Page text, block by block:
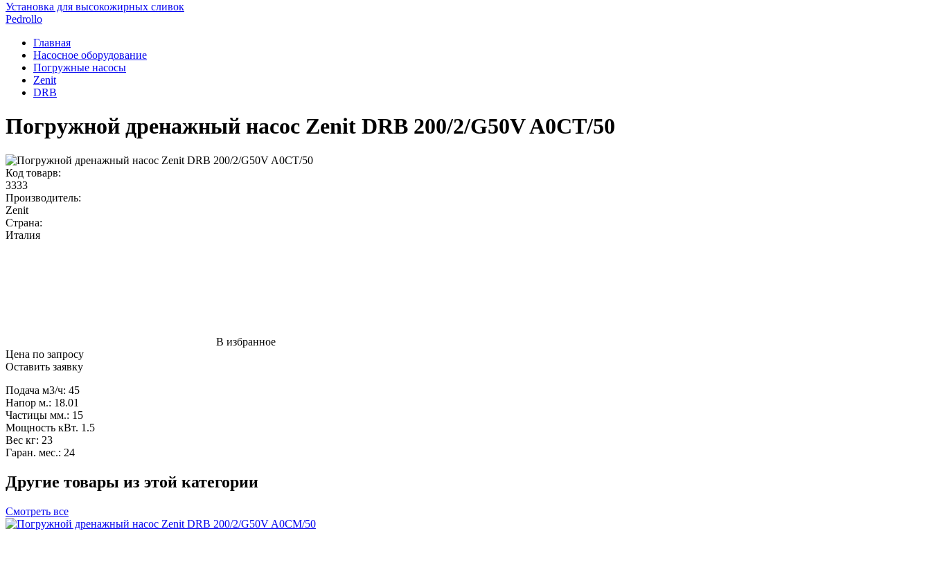
Установка для высокожирных сливок
Pedrollo
Главная
Насосное оборудование
Погружные насосы
Zenit
DRB
Погружной дренажный насос Zenit DRB 200/2/G50V A0CT/50
Код товарв:
3333
Производитель:
Zenit
Страна:
Италия
В избранное
Цена по запросу
Оставить заявку
Подача м3/ч: 45
Напор м.: 18.01
Частицы мм.: 15
Мощность кВт. 1.5
Вес кг: 23
Гаран. мес.: 24
Другие товары из этой категории
Смотреть все